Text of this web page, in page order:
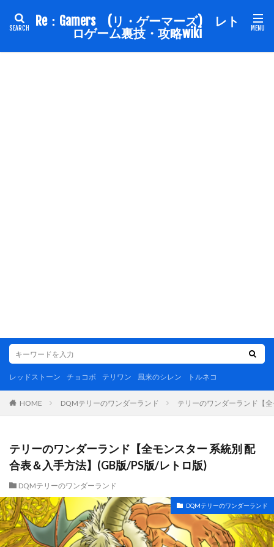
Re：Gamers (リ・ゲーマーズ) レト
ロゲーム裏技・攻略wiki
レッドストーン チョコボ テリワン 風来のシレン トルネコ
HOME DQMテリーのワンダーランド テリーのワンダーランド【
テリーのワンダーランド【全モンスター 系統別 配
合表＆入手方法】(GB版/PS版/レトロ版)
DQMテリーのワンダーランド
DQMテリーのワンダーランド